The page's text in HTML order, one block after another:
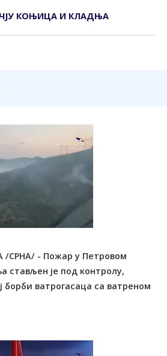
КОЊИЦА И КЛАДЊА
/СРНА/ - Пожар у Петровом
стављен је под контролу,
борби ватрогасаца са ватреном